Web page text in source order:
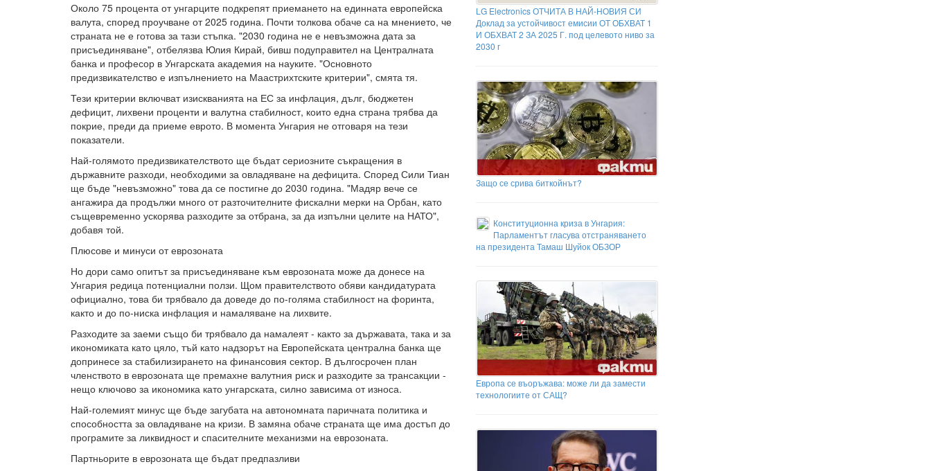
Около 75 процента от унгарците подкрепят приемането на единната европейска
валута, според проучване от 2025 година. Почти толкова обаче са на мнението, че
страната не е готова за тази стъпка. "2030 година не е невъзможна дата за
присъединяване", отбелязва Юлия Кирай, бивш подуправител на Централната
банка и професор в Унгарската академия на науките. "Основното
предизвикателство е изпълнението на Маастрихтските критерии", смята тя.
Тези критерии включват изискванията на ЕС за инфлация, дълг, бюджетен
дефицит, лихвени проценти и валутна стабилност, които една страна трябва да
покрие, преди да приеме еврото. В момента Унгария не отговаря на тези
показатели.
Най-голямото предизвикателството ще бъдат сериозните съкращения в
държавните разходи, необходими за овладяване на дефицита. Според Сили Тиан
ще бъде "невъзможно" това да се постигне до 2030 година. "Мадяр вече се
ангажира да продължи много от разточителните фискални мерки на Орбан, като
същевременно ускорява разходите за отбрана, за да изпълни целите на НАТО",
добавя той.
Плюсове и минуси от еврозоната
Но дори само опитът за присъединяване към еврозоната може да донесе на
Унгария редица потенциални ползи. Щом правителството обяви кандидатурата
официално, това би трябвало да доведе до по-голяма стабилност на форинта,
както и до по-ниска инфлация и намаляване на лихвите.
Разходите за заеми също би трябвало да намалеят - както за държавата, така и за
икономиката като цяло, тъй като надзорът на Европейската централна банка ще
допринесе за стабилизирането на финансовия сектор. В дългосрочен план
членството в еврозоната ще премахне валутния риск и разходите за трансакции -
нещо ключово за икономика като унгарската, силно зависима от износа.
Най-големият минус ще бъде загубата на автономната паричната политика и
способността за овладяване на кризи. В замяна обаче страната ще има достъп до
програмите за ликвидност и спасителните механизми на еврозоната.
Партньорите в еврозоната ще бъдат предпазливи
LG Electronics ОТЧИТА В НАЙ-НОВИЯ СИ
Доклад за устойчивост емисии ОТ ОБХВАТ 1
И ОБХВАТ 2 ЗА 2025 Г. под целевото ниво за
2030 г
Защо се срива биткойнът?
Конституционна криза в Унгария:
Парламентът гласува отстраняването
на президента Тамаш Шуйок ОБЗОР
Европа се въоръжава: може ли да замести
технологиите от САЩ?